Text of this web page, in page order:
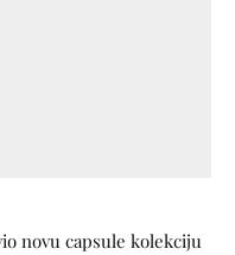
novu capsule kolekciju